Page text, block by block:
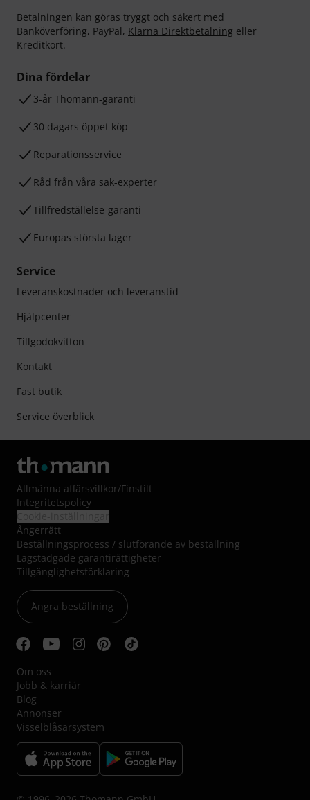
Betalningen kan göras tryggt och säkert med
Banköverföring, PayPal, Klarna Direktbetalning eller
Kreditkort.
Dina fördelar
3-år Thomann-garanti
30 dagars öppet köp
Reparationsservice
Råd från våra sak-experter
Tillfredställelse-garanti
Europas största lager
Service
Leveranskostnader och leveranstid
Hjälpcenter
Tillgodokvitton
Kontakt
Fast butik
Service överblick
Allmänna affärsvillkor/Finstilt
Integritetspolicy
Ångerrätt
Beställningsprocess / slutförande av beställning
Lagstadgade garantirättigheter
Tillgänglighetsförklaring
Ångra beställning
Om oss
Jobb & karriär
Blog
Annonser
Visselblåsarsystem